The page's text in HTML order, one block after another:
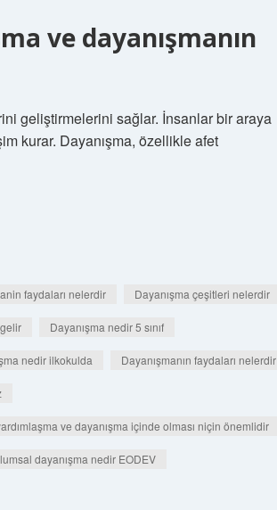
ve dayanışmanın
geliştirmelerini sağlar. İnsanlar bir araya
kurar. Dayanışma, özellikle afet
faydaları nelerdir Dayanışma çeşitleri nelerdir
Dayanışma nedir 5 sınıf
nedir ilkokulda Dayanışmanın faydaları nelerdir
ve dayanışma içinde olması niçin önemlidir
dayanışma nedir EODEV